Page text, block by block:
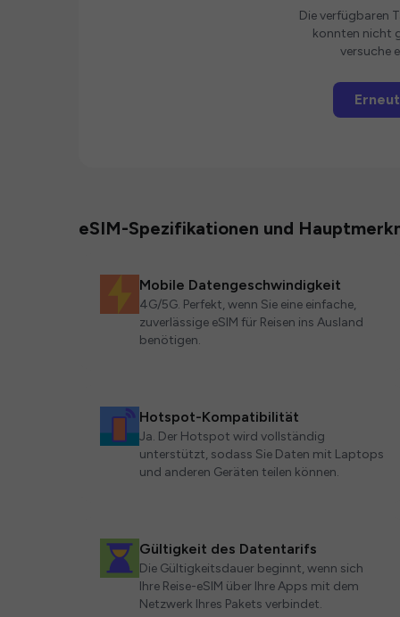
Die verfügbaren
konnten nicht
versuche
eSIM-Spezifikationen und
Mobile Datengeschwindigkeit
4G/5G. Perfekt, wenn Sie eine einfache,
zuverlässige eSIM für Reisen ins Ausland
benötigen.
Hotspot-Kompatibilität
Ja. Der Hotspot wird vollständig
unterstützt, sodass Sie Daten mit Laptops
und anderen Geräten teilen können.
Gültigkeit des Datentarifs
Die Gültigkeitsdauer beginnt, wenn sich
Ihre Reise-eSIM über Ihre Apps mit dem
Netzwerk Ihres Pakets verbindet.